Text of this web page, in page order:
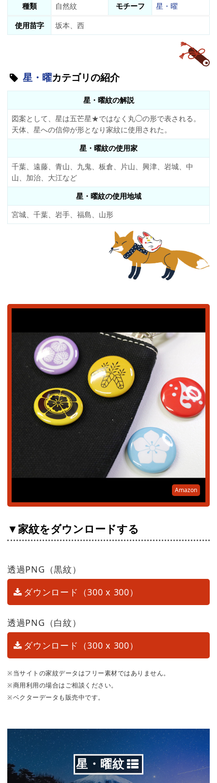
種類
自然紋 モチーフ
星・曜
使用苗字
坂本、西
星・曜カテゴリの紹介
星・曜紋の解説
図案として、星は五芒星★ではなく丸◯の形で表される。
天体、星への信仰が形となり家紋に使用された。
星・曜紋の使用家
千葉、遠藤、青山、九鬼、板倉、片山、興津、岩城、中
山、加治、大江など
星・曜紋の使用地域
宮城、千葉、岩手、福島、山形
Amazon
▼家紋をダウンロードする
透過PNG（黒紋）
ダウンロード（300 x 300）
透過PNG（白紋）
ダウンロード（300 x 300）
※当サイトの家紋データはフリー素材ではありません。
※商用利用の場合はご相談ください。
※ベクターデータも販売中です。
星・曜紋